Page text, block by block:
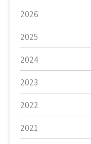
2026
2025
2024
2023
2022
2021